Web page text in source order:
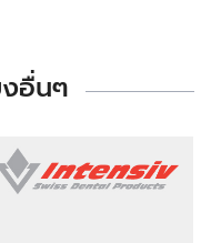
อื่นๆ